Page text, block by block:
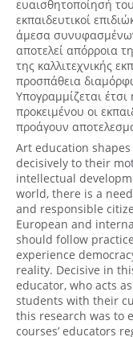
ευαισθητοποίησή
εκπαιδευτικοί
άμεσα
αποτελεί απόρροια
της καλλιτεχνικής
προσπάθεια
Υπογραμμίζεται
προκειμένου οι
προάγουν
Art education
decisively to their
intellectual
world, there is a
and responsible
European and
should follow
experience
reality. Decisive in
educator, who acts
students with their
this research was to
courses’ educators